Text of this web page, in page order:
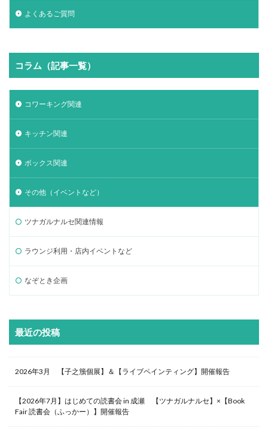
よくあるご質問
コラム（記事一覧）
コワーキング関連
キッチン関連
ボックス関連
その他（イベントなど）
ツナガルナルセ関連情報
ラウンジ利用・店内イベントなど
なぞとき企画
最近の投稿
2026年3月 【子之籏個展】＆【ライブペインティング】開催報告
【2026年7月】はじめての読書会 in 成瀬 【ツナガルナルセ】×【Book
Fair 読書会（ふっかー）】開催報告